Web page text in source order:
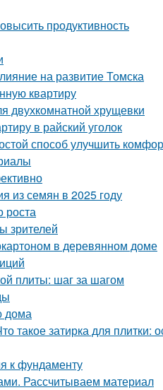
продуктивность
на развитие Томска
квартиру
двухкомнатной хрущевки
в райский уголок
способ улучшить
из семян в 2025 году
роста
зрителей
в деревянном доме
плиты: шаг за шагом
дома
такое затирка для плитки:
к фундаменту
Рассчитываем материал